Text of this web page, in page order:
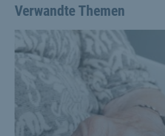
Verwandte Themen